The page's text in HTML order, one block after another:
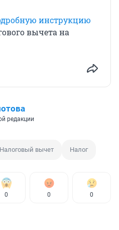
инструкцию
вычета на
редакции
Налоговый вычет Налог
0 0 0